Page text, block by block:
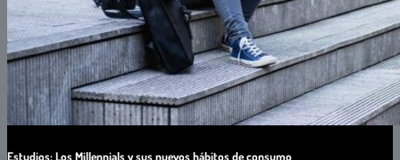
Estudios: Los Millennials y sus nuevos hábitos de consumo